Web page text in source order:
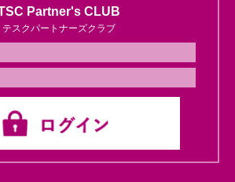
Partner's CLUB
テスクパートナーズクラブ